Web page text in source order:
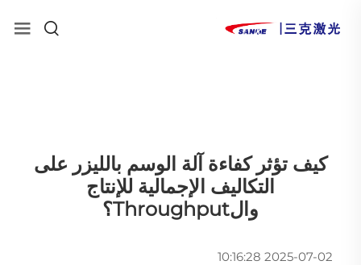
كيف تؤثر كفاءة آلة الوسم بالليزر على
التكاليف الإجمالية للإنتاج
والThroughput؟
2025-07-02 10:16:28